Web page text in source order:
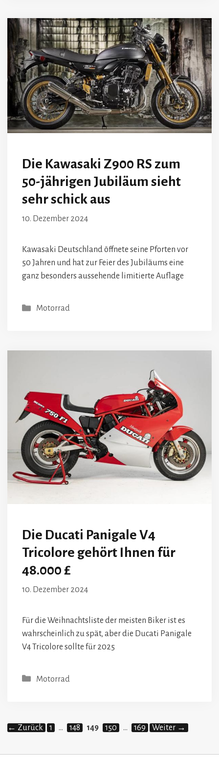
Die Kawasaki Z900 RS zum
50-jährigen Jubiläum sieht
sehr schick aus
10. Dezember 2024
Kawasaki Deutschland öffnete seine Pforten vor
50 Jahren und hat zur Feier des Jubiläums eine
ganz besonders aussehende limitierte Auflage
Kategorien
Motorrad
Die Ducati Panigale V4
Tricolore gehört Ihnen für
48.000 £
10. Dezember 2024
Für die Weihnachtsliste der meisten Biker ist es
wahrscheinlich zu spät, aber die Ducati Panigale
V4 Tricolore sollte für 2025
Kategorien
Motorrad
← Zurück Seite
1 … Seite
148 Seite
149 Seite
150 … Seite
169 Weiter →